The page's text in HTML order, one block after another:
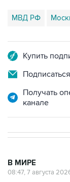
МВД РФ
Купить
Получать
канале
В МИРЕ
08:47, 7 августа